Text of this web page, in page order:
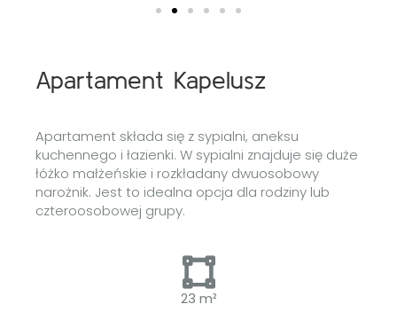
Apartament Kapelusz
Apartament składa się z sypialni, aneksu
kuchennego i łazienki. W sypialni znajduje się duże
łóżko małżeńskie i rozkładany dwuosobowy
narożnik. Jest to idealna opcja dla rodziny lub
czteroosobowej grupy.
23 m²